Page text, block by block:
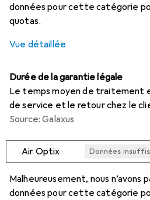
données pour cette catégorie
quotas.
Vue détaillée
Durée de la garantie légale
Le temps moyen de traitement
de service et le retour chez le
Source: Galaxus
Air Optix Données
Malheureusement, nous n’avons
données pour cette catégorie